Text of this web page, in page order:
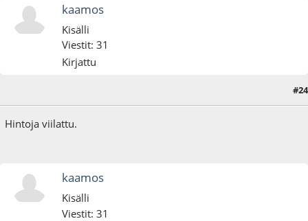
kaamos
Kisälli
Viestit: 31
Kirjattu
#24
Hintoja viilattu.
kaamos
Kisälli
Viestit: 31